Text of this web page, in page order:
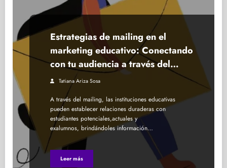
Estrategias de mailing en el
marketing educativo: Conectando
con tu audiencia a través del
correo electrónico
Tatiana Ariza Sosa
A través del mailing, las instituciones educativas
pueden establecer relaciones duraderas con
estudiantes potenciales,actuales y
exalumnos, brindándoles información…
Leer más